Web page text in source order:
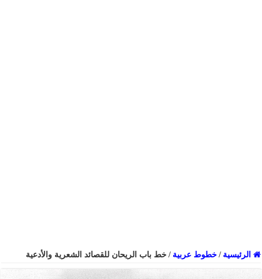
الرئيسية / خطوط عربية / خط باب الريحان للقصائد الشعرية والأدعية